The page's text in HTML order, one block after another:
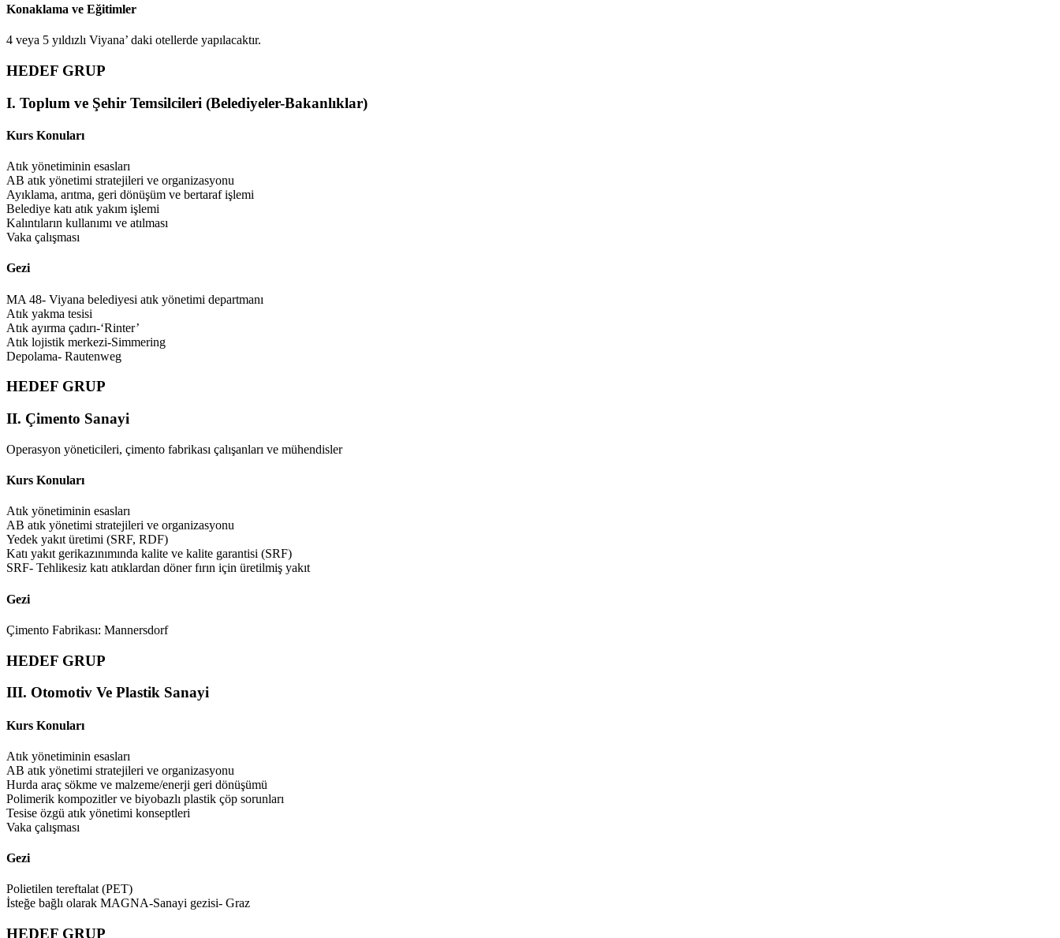
Konaklama ve Eğitimler
4 veya 5 yıldızlı Viyana’ daki otellerde yapılacaktır.
HEDEF GRUP
I. Toplum ve Şehir Temsilcileri (Belediyeler-Bakanlıklar)
Kurs Konuları
Atık yönetiminin esasları
AB atık yönetimi stratejileri ve organizasyonu
Ayıklama, arıtma, geri dönüşüm ve bertaraf işlemi
Belediye katı atık yakım işlemi
Kalıntıların kullanımı ve atılması
Vaka çalışması
Gezi
MA 48- Viyana belediyesi atık yönetimi departmanı
Atık yakma tesisi
Atık ayırma çadırı-‘Rinter’
Atık lojistik merkezi-Simmering
Depolama- Rautenweg
HEDEF GRUP
II. Çimento Sanayi
Operasyon yöneticileri, çimento fabrikası çalışanları ve mühendisler
Kurs Konuları
Atık yönetiminin esasları
AB atık yönetimi stratejileri ve organizasyonu
Yedek yakıt üretimi (SRF, RDF)
Katı yakıt gerikazınımında kalite ve kalite garantisi (SRF)
SRF- Tehlikesiz katı atıklardan döner fırın için üretilmiş yakıt
Gezi
Çimento Fabrikası: Mannersdorf
HEDEF GRUP
III. Otomotiv Ve Plastik Sanayi
Kurs Konuları
Atık yönetiminin esasları
AB atık yönetimi stratejileri ve organizasyonu
Hurda araç sökme ve malzeme/enerji geri dönüşümü
Polimerik kompozitler ve biyobazlı plastik çöp sorunları
Tesise özgü atık yönetimi konseptleri
Vaka çalışması
Gezi
Polietilen tereftalat (PET)
İsteğe bağlı olarak MAGNA-Sanayi gezisi- Graz
HEDEF GRUP